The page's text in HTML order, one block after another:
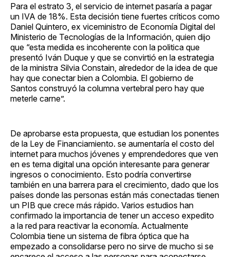
Para el estrato 3, el servicio de internet pasaría a pagar
un IVA de 18%. Esta decisión tiene fuertes críticos como
Daniel Quintero, ex viceministro de Economía Digital del
Ministerio de Tecnologías de la Información, quien dijo
que “esta medida es incoherente con la politica que
presentó Iván Duque y que se convirtió en la estrategia
de la ministra Silvia Constain, alrededor de la idea de que
hay que conectar bien a Colombia. El gobierno de
Santos construyó la columna vertebral pero hay que
meterle carne”.
De aprobarse esta propuesta, que estudian los ponentes
de la Ley de Financiamiento. se aumentaría el costo del
internet para muchos jóvenes y emprendedores que ven
en es tema digital una opción interesante para generar
ingresos o conocimiento. Esto podría convertirse
también en una barrera para el crecimiento, dado que los
países donde las personas están más conectadas tienen
un PIB que crece más rápido. Varios estudios han
confirmado la importancia de tener un acceso expedito
a la red para reactivar la economía. Actualmente
Colombia tiene un sistema de fibra óptica que ha
empezado a consolidarse pero no sirve de mucho si se